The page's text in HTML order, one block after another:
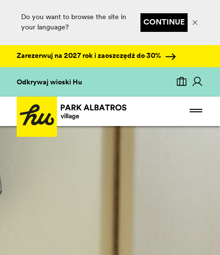
Do you want to browse the site in
your language?
CONTINUE
Zarezerwuj na 2027 rok i zaoszczędź do 30%
Odkrywaj wioski Hu